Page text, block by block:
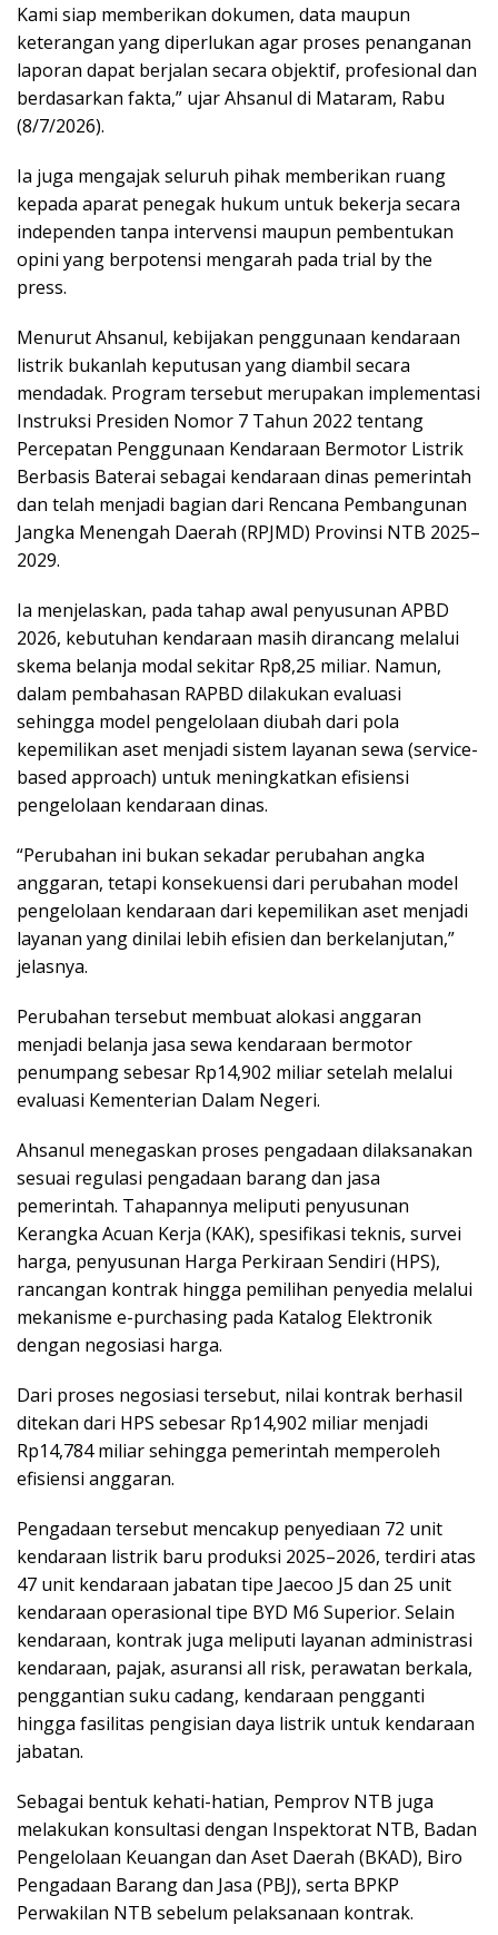
Kami siap memberikan dokumen, data maupun
keterangan yang diperlukan agar proses penanganan
laporan dapat berjalan secara objektif, profesional dan
berdasarkan fakta,” ujar Ahsanul di Mataram, Rabu
(8/7/2026).
Ia juga mengajak seluruh pihak memberikan ruang
kepada aparat penegak hukum untuk bekerja secara
independen tanpa intervensi maupun pembentukan
opini yang berpotensi mengarah pada trial by the
press.
Menurut Ahsanul, kebijakan penggunaan kendaraan
listrik bukanlah keputusan yang diambil secara
mendadak. Program tersebut merupakan implementasi
Instruksi Presiden Nomor 7 Tahun 2022 tentang
Percepatan Penggunaan Kendaraan Bermotor Listrik
Berbasis Baterai sebagai kendaraan dinas pemerintah
dan telah menjadi bagian dari Rencana Pembangunan
Jangka Menengah Daerah (RPJMD) Provinsi NTB 2025–
2029.
Ia menjelaskan, pada tahap awal penyusunan APBD
2026, kebutuhan kendaraan masih dirancang melalui
skema belanja modal sekitar Rp8,25 miliar. Namun,
dalam pembahasan RAPBD dilakukan evaluasi
sehingga model pengelolaan diubah dari pola
kepemilikan aset menjadi sistem layanan sewa (service-
based approach) untuk meningkatkan efisiensi
pengelolaan kendaraan dinas.
“Perubahan ini bukan sekadar perubahan angka
anggaran, tetapi konsekuensi dari perubahan model
pengelolaan kendaraan dari kepemilikan aset menjadi
layanan yang dinilai lebih efisien dan berkelanjutan,”
jelasnya.
Perubahan tersebut membuat alokasi anggaran
menjadi belanja jasa sewa kendaraan bermotor
penumpang sebesar Rp14,902 miliar setelah melalui
evaluasi Kementerian Dalam Negeri.
Ahsanul menegaskan proses pengadaan dilaksanakan
sesuai regulasi pengadaan barang dan jasa
pemerintah. Tahapannya meliputi penyusunan
Kerangka Acuan Kerja (KAK), spesifikasi teknis, survei
harga, penyusunan Harga Perkiraan Sendiri (HPS),
rancangan kontrak hingga pemilihan penyedia melalui
mekanisme e-purchasing pada Katalog Elektronik
dengan negosiasi harga.
Dari proses negosiasi tersebut, nilai kontrak berhasil
ditekan dari HPS sebesar Rp14,902 miliar menjadi
Rp14,784 miliar sehingga pemerintah memperoleh
efisiensi anggaran.
Pengadaan tersebut mencakup penyediaan 72 unit
kendaraan listrik baru produksi 2025–2026, terdiri atas
47 unit kendaraan jabatan tipe Jaecoo J5 dan 25 unit
kendaraan operasional tipe BYD M6 Superior. Selain
kendaraan, kontrak juga meliputi layanan administrasi
kendaraan, pajak, asuransi all risk, perawatan berkala,
penggantian suku cadang, kendaraan pengganti
hingga fasilitas pengisian daya listrik untuk kendaraan
jabatan.
Sebagai bentuk kehati-hatian, Pemprov NTB juga
melakukan konsultasi dengan Inspektorat NTB, Badan
Pengelolaan Keuangan dan Aset Daerah (BKAD), Biro
Pengadaan Barang dan Jasa (PBJ), serta BPKP
Perwakilan NTB sebelum pelaksanaan kontrak.